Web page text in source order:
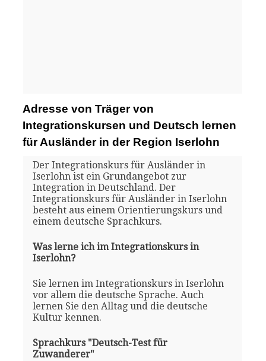
Adresse von Träger von
Integrationskursen und Deutsch lernen
für Ausländer in der Region Iserlohn
Der Integrationskurs für Ausländer in
Iserlohn ist ein Grundangebot zur
Integration in Deutschland. Der
Integrationskurs für Ausländer in Iserlohn
besteht aus einem Orientierungskurs und
einem deutsche Sprachkurs.
Was lerne ich im Integrationskurs in
Iserlohn?
Sie lernen im Integrationskurs in Iserlohn
vor allem die deutsche Sprache. Auch
lernen Sie den Alltag und die deutsche
Kultur kennen.
Sprachkurs "Deutsch-Test für
Zuwanderer"